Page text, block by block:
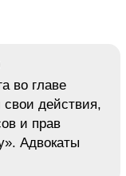
во главе
действия,
и прав
Адвокаты